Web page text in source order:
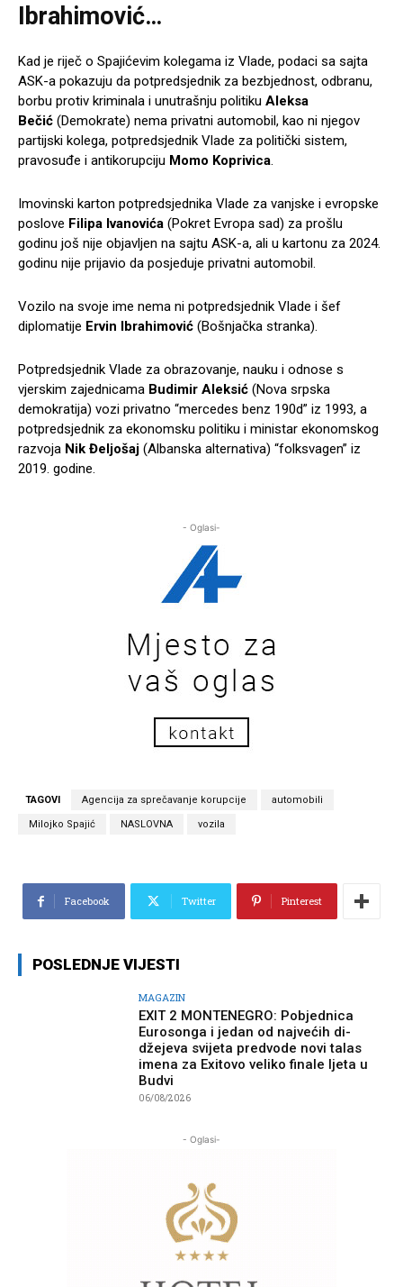
Ibrahimović…
Kad je riječ o Spajićevim kolegama iz Vlade, podaci sa sajta
ASK-a pokazuju da potpredsjednik za bezbjednost, odbranu,
borbu protiv kriminala i unutrašnju politiku Aleksa
Bečić (Demokrate) nema privatni automobil, kao ni njegov
partijski kolega, potpredsjednik Vlade za politički sistem,
pravosuđe i antikorupciju Momo Koprivica.
Imovinski karton potpredsjednika Vlade za vanjske i evropske
poslove Filipa Ivanovića (Pokret Evropa sad) za prošlu
godinu još nije objavljen na sajtu ASK-a, ali u kartonu za 2024.
godinu nije prijavio da posjeduje privatni automobil.
Vozilo na svoje ime nema ni potpredsjednik Vlade i šef
diplomatije Ervin Ibrahimović (Bošnjačka stranka).
Potpredsjednik Vlade za obrazovanje, nauku i odnose s
vjerskim zajednicama Budimir Aleksić (Nova srpska
demokratija) vozi privatno “mercedes benz 190d” iz 1993, a
potpredsjednik za ekonomsku politiku i ministar ekonomskog
razvoja Nik Đeljošaj (Albanska alternativa) “folksvagen” iz
2019. godine.
- Oglasi-
TAGOVI Agencija za sprečavanje korupcije automobili
Milojko Spajić NASLOVNA vozila
Facebook Twitter Pinterest
POSLEDNJE VIJESTI
MAGAZIN
EXIT 2 MONTENEGRO: Pobjednica
Eurosonga i jedan od najvećih di-
džejeva svijeta predvode novi talas
imena za Exitovo veliko finale ljeta u
Budvi
06/08/2026
- Oglasi-